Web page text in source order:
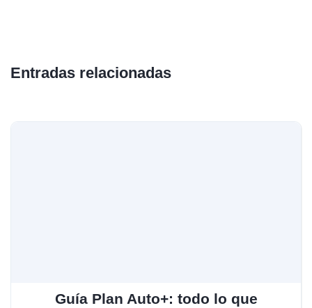
Entradas relacionadas
Guía Plan Auto+: todo lo que